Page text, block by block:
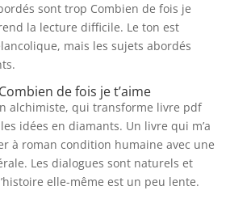
sont trop Combien de fois je
la lecture difficile. Le ton est
mais les sujets abordés
de fois je t’aime
alchimiste, qui transforme livre pdf
idées en diamants. Un livre qui m’a
à roman condition humaine avec une
Les dialogues sont naturels et
elle-même est un peu lente.